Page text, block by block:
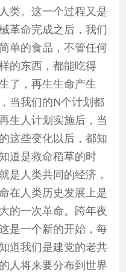
类。这一个过程又是
革命完成之后，我们
单的食品，不管任何
的东西，都能吃得
了，再生生命产生
当我们的N个计划都
生人计划实施后，当
这些变化以后，都知
道是救命稻草的时
是人类共同的经济，
在人类历史发展上是
的一次革命。跨年夜
是一个新的开始，每
道我们是建党的老共
人将来要分布到世界